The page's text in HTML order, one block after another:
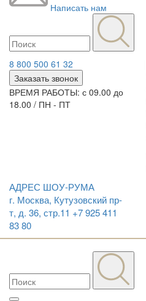
Написать нам
8 800 500 61 32
Заказать звонок
ВРЕМЯ РАБОТЫ: с 09.00 до
18.00 / ПН - ПТ
АДРЕС ШОУ-РУМА
г. Москва, Кутузовский пр-
т, д. 36, стр.11 +7 925 411
83 80